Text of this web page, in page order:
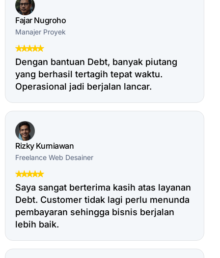
Fajar Nugroho
Manajer Proyek
Dengan bantuan Debt, banyak piutang
yang berhasil tertagih tepat waktu.
Operasional jadi berjalan lancar.
Rizky Kurniawan
Freelance Web Desainer
Saya sangat berterima kasih atas layanan
Debt. Customer tidak lagi perlu menunda
pembayaran sehingga bisnis berjalan
lebih baik.